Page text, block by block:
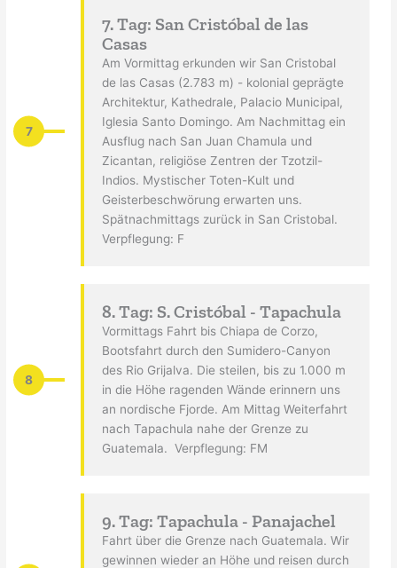
7
7. Tag: San Cristóbal de las
Casas
Am Vormittag erkunden wir San Cristobal
de las Casas (2.783 m) - kolonial geprägte
Architektur, Kathedrale, Palacio Municipal,
Iglesia Santo Domingo. Am Nachmittag ein
Ausflug nach San Juan Chamula und
Zicantan, religiöse Zentren der Tzotzil-
Indios. Mystischer Toten-Kult und
Geisterbeschwörung erwarten uns.
Spätnachmittags zurück in San Cristobal.
Verpflegung: F
8
8. Tag: S. Cristóbal - Tapachula
Vormittags Fahrt bis Chiapa de Corzo,
Bootsfahrt durch den Sumidero-Canyon
des Rio Grijalva. Die steilen, bis zu 1.000 m
in die Höhe ragenden Wände erinnern uns
an nordische Fjorde. Am Mittag Weiterfahrt
nach Tapachula nahe der Grenze zu
Guatemala. Verpflegung: FM
9. Tag: Tapachula - Panajachel
Fahrt über die Grenze nach Guatemala. Wir
gewinnen wieder an Höhe und reisen durch